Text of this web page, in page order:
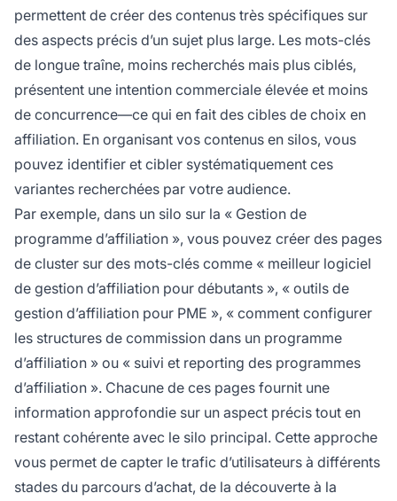
permettent de créer des contenus très spécifiques sur
des aspects précis d’un sujet plus large. Les mots-clés
de longue traîne, moins recherchés mais plus ciblés,
présentent une intention commerciale élevée et moins
de concurrence—ce qui en fait des cibles de choix en
affiliation. En organisant vos contenus en silos, vous
pouvez identifier et cibler systématiquement ces
variantes recherchées par votre audience.
Par exemple, dans un silo sur la « Gestion de
programme d’affiliation », vous pouvez créer des pages
de cluster sur des mots-clés comme « meilleur logiciel
de gestion d’affiliation pour débutants », « outils de
gestion d’affiliation pour PME », « comment configurer
les structures de commission dans un programme
d’affiliation » ou « suivi et reporting des programmes
d’affiliation ». Chacune de ces pages fournit une
information approfondie sur un aspect précis tout en
restant cohérente avec le silo principal. Cette approche
vous permet de capter le trafic d’utilisateurs à différents
stades du parcours d’achat, de la découverte à la